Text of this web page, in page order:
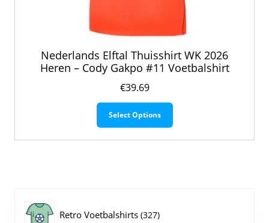
Nederlands Elftal Thuisshirt WK 2026
Heren – Cody Gakpo #11 Voetbalshirt
€39.69
Select Options
Dit
Retro Voetbalshirts 327327